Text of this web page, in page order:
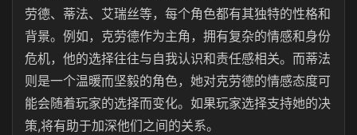
劳德、蒂法、艾瑞丝等，每个角色都有其独特的性格和
背景。例如，克劳德作为主角，拥有复杂的情感和身份
危机，他的选择往往与自我认识和责任感相关。而蒂法
则是一个温暖而坚毅的角色，她对克劳德的情感态度可
能会随着玩家的选择而变化。如果玩家选择支持她的决
策,将有助于加深他们之间的关系。